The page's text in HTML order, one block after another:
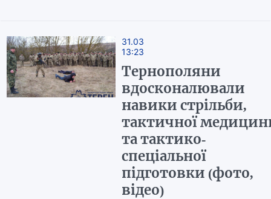
31.03
13:23
Тернополяни
вдосконалювали
навики стрільби,
тактичної
та тактико-
спеціальної
підготовки (фото,
відео)